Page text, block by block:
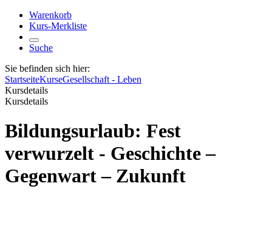
Warenkorb
Kurs-Merkliste
Suche
Sie befinden sich hier:
StartseiteKurseGesellschaft - Leben
Kursdetails
Kursdetails
Bildungsurlaub: Fest
verwurzelt - Geschichte –
Gegenwart – Zukunft